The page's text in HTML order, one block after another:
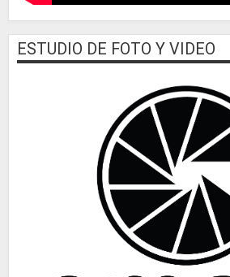
ESTUDIO DE FOTO Y VIDEO